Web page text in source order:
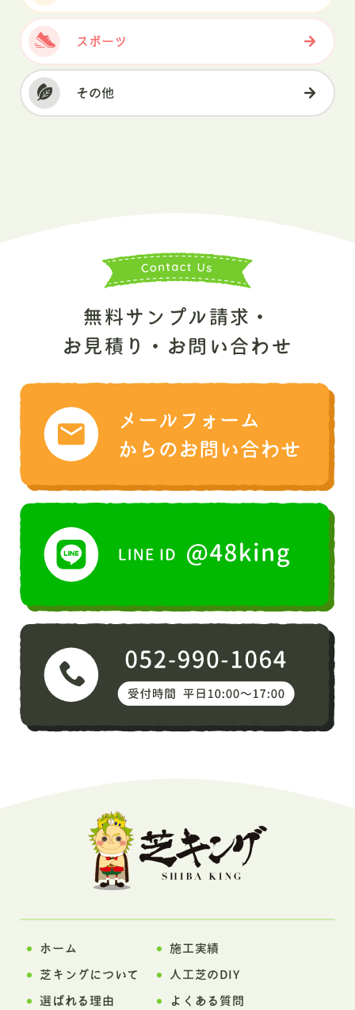
スポーツ
その他
無料サンプル請求・
お見積り・お問い合わせ
ホーム
芝キングについて
選ばれる理由
施工実績
人工芝のDIY
よくある質問